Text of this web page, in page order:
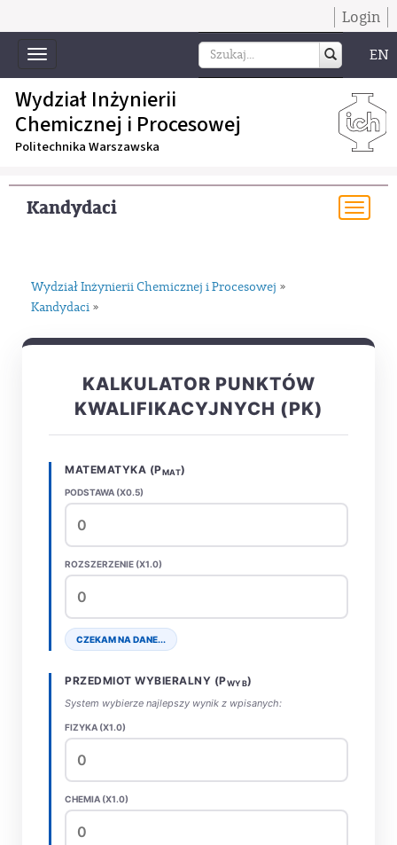
Login
Toggle
navigation
EN
Wydział Inżynierii
Chemicznej i Procesowej
Politechnika Warszawska
Kandydaci
Wydział Inżynierii Chemicznej i Procesowej »
Kandydaci »
KALKULATOR PUNKTÓW
KWALIFIKACYJNYCH (PK)
MATEMATYKA (PMAT)
PODSTAWA (X0.5)
ROZSZERZENIE (X1.0)
CZEKAM NA DANE...
PRZEDMIOT WYBIERALNY (PWYB)
System wybierze najlepszy wynik z wpisanych:
FIZYKA (X1.0)
CHEMIA (X1.0)